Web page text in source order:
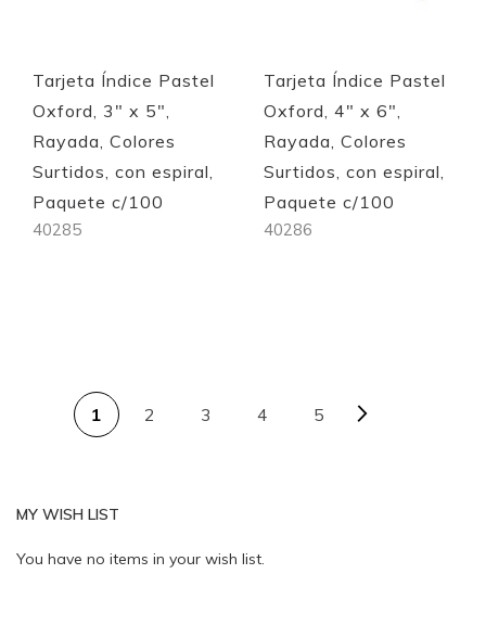
Tarjeta Índice Pastel
Oxford, 3" x 5",
Rayada, Colores
Surtidos, con espiral,
Paquete c/100
40285
Quickview
Tarjeta Índice Pastel
Oxford, 4" x 6",
Rayada, Colores
Surtidos, con espiral,
Paquete c/100
40286
You're currently reading page
1 Page
2 Page
3 4 5
MY WISH LIST
You have no items in your wish list.